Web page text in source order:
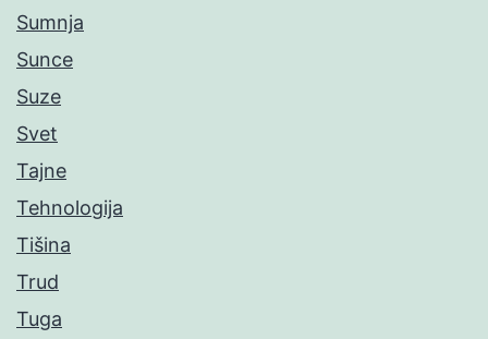
Sumnja
Sunce
Suze
Svet
Tajne
Tehnologija
Tišina
Trud
Tuga